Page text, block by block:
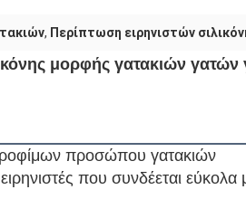
, Περίπτωση ειρηνιστών
μορφής γατακιών γατών
προσώπου γατακιών
που συνδέεται εύκολα